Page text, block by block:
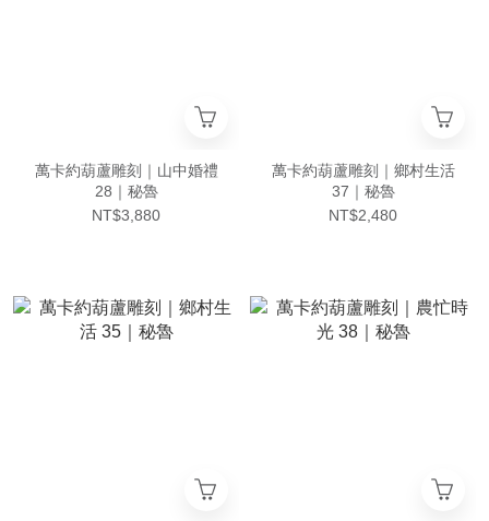
萬卡約葫蘆雕刻｜山中婚禮
28｜秘魯
NT$3,880
萬卡約葫蘆雕刻｜鄉村生活
37｜秘魯
NT$2,480